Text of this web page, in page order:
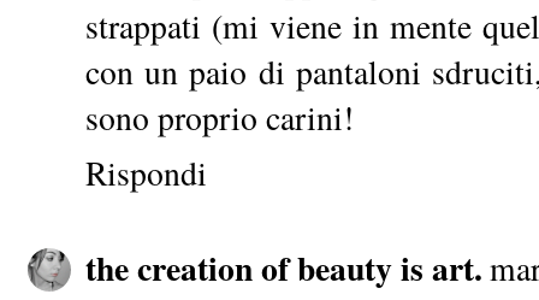
strappati (mi viene in mente
con un paio di pantaloni
sono proprio carini!
Rispondi
the creation of beauty is art.